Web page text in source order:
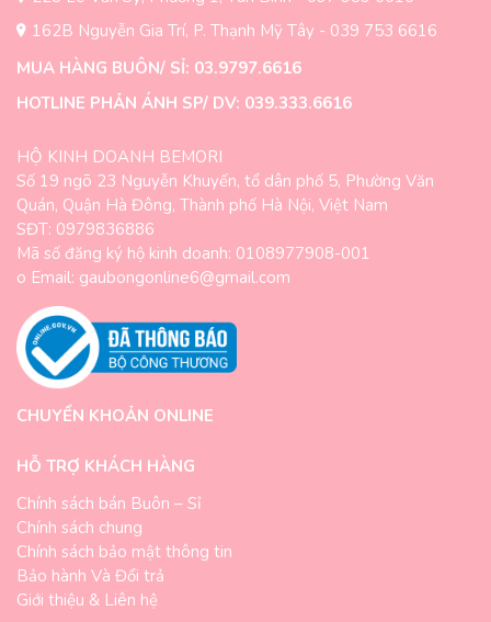
dành tặng những người thân yêu của chúng ta. Với tạo hình
khuôn mặt thật bật cười. Khi tâm trạng bạn không được vui thì
em gấu bông cậu bé bút chì này sẽ làm bạn trở nên vui vẻ hơn
Hot! Lộ hàng loạt ảnh sexy của cậu bé Shin nhà gấu nè!
>>> Xem chi tiết sản phẩm: Shin gấu bông mặc áo tắm
Gấu bông Shinosuke voi
Phim hoạt hình cậu bé bút chì Shin với nhân vật cậu bé
Shinosuke ngỗ nghịch, lém lỉnh. Với kiểu dáng này, khuôn mặt
cậu đang khó chịu, đôi mắt híp nhỏ, kết hợp thêm chiếc quần
hình con voi trông gấu bông Shinosuke thật cute làm sao.
162B Nguyễn Gia Trí, P. Thạnh Mỹ Tây - 039 753 6616
MUA HÀNG BUÔN/ SỈ: 03.9797.6616
HOTLINE PHẢN ÁNH SP/ DV: 039.333.6616
HỘ KINH DOANH BEMORI
Số 19 ngõ 23 Nguyễn Khuyến, tổ dân phố 5, Phường Văn
Quán, Quận Hà Đông, Thành phố Hà Nội, Việt Nam
SĐT: 0979836886
Mã số đăng ký hộ kinh doanh: 0108977908-001
o Email: gaubongonline6@gmail.com
CHUYỂN KHOẢN ONLINE
HỖ TRỢ KHÁCH HÀNG
Chính sách bán Buôn – Sỉ
Chính sách chung
Chính sách bảo mật thông tin
Bảo hành Và Đổi trả
Giới thiệu & Liên hệ